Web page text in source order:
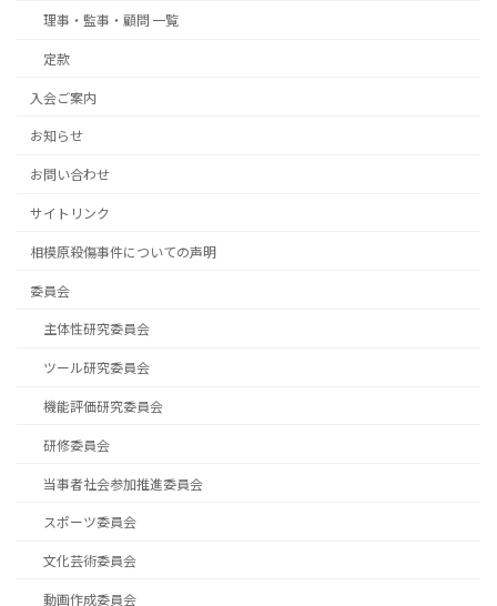
理事・監事・顧問 一覧
定款
入会ご案内
お知らせ
お問い合わせ
サイトリンク
相模原殺傷事件についての声明
委員会
主体性研究委員会
ツール研究委員会
機能評価研究委員会
研修委員会
当事者社会参加推進委員会
スポーツ委員会
文化芸術委員会
動画作成委員会